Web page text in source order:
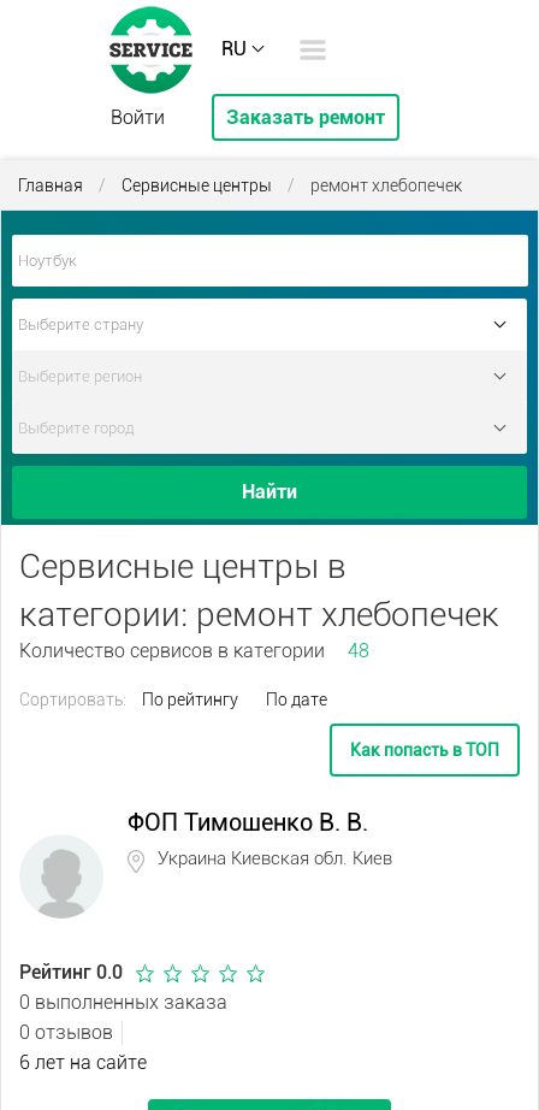
RU
Войти Заказать ремонт
Главная / Сервисные центры / ремонт хлебопечек
Найти
Сервисные центры в
категории: ремонт хлебопечек
Количество сервисов в категории 48
Сортировать: По рейтингу По дате
Как попасть в ТОП
ФОП Тимошенко В. В.
Украина Киевская обл. Киев
Рейтинг 0.0
0 выполненных заказа
0 отзывов
6 лет на сайте